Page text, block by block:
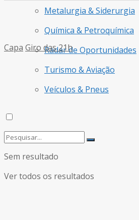
Metalurgia & Siderurgia
Química & Petroquímica
Radar de Oportunidades
Turismo & Aviação
Veículos & Pneus
Sem resultado
Ver todos os resultados
Capa Giro das 21h